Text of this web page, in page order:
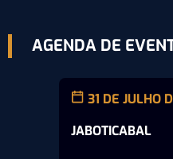
AGENDA DE
31 DE JULHO
JABOTICABAL